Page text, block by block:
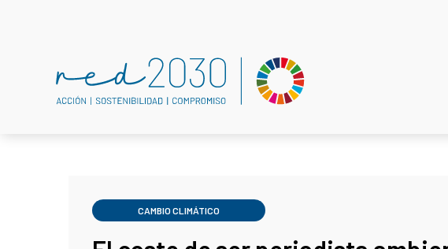
CAMBIO CLIMÁTICO